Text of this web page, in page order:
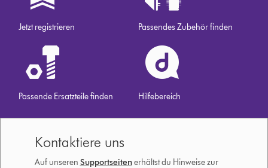
Jetzt registrieren Passendes Zubehör finden
Passende Ersatzteile finden Hilfebereich
Kontaktiere uns
Auf unseren Supportseiten erhältst du Hinweise zur